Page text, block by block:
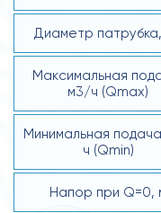
Диаметр
Макcимальная
м3/ч (Qmax)
Минимальная
ч (Qmin)
Напор при Q=0,